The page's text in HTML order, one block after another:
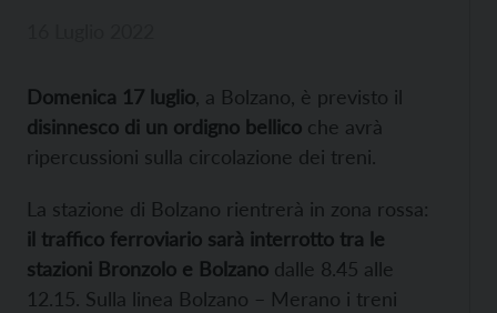
Domenica 17 luglio , a Bolzano, è previsto il
disinnesco di un ordigno bellico che avrà
ripercussioni sulla circolazione dei treni.
La stazione di Bolzano rientrerà in zona rossa:
il traffico ferroviario sarà interrotto tra le
stazioni Bronzolo e Bolzano dalle 8.45 alle
12.15. Sulla linea Bolzano – Merano i treni